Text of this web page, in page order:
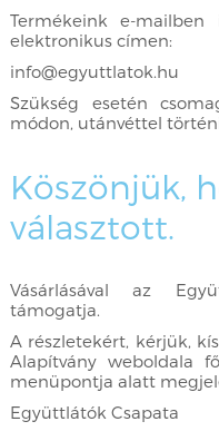
Termékeink e-
elektronikus címen:
info@egyuttlatok.hu
Szükség esetén
módon, utánvéttel
Köszönjük,
választott.
Vásárlásával az
támogatja.
A részletekért, kérjük,
Alapítvány weboldala
menüpontja alatt
Együttlátók Csapata